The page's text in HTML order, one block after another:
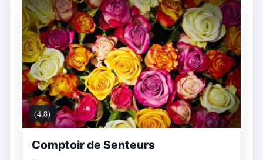
(4.8)
Comptoir de Senteurs